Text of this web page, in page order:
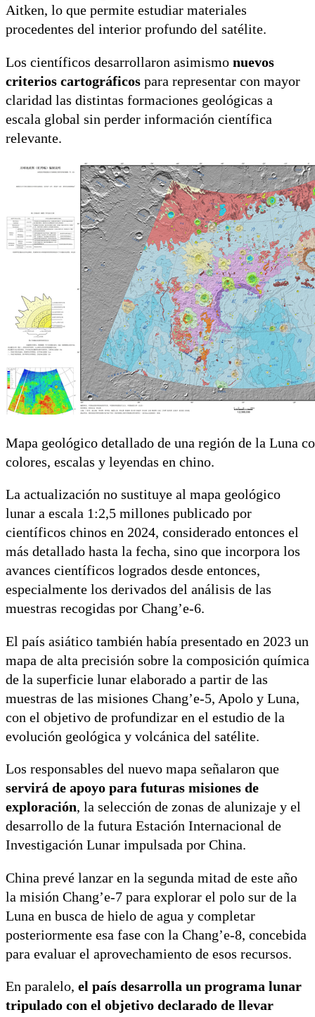
Aitken, lo que permite estudiar materiales
procedentes del interior profundo del satélite.
Los científicos desarrollaron asimismo nuevos
criterios cartográficos para representar con mayor
claridad las distintas formaciones geológicas a
escala global sin perder información científica
relevante.
Mapa geológico detallado de una región de la Luna
colores, escalas y leyendas en chino.
La actualización no sustituye al mapa geológico
lunar a escala 1:2,5 millones publicado por
científicos chinos en 2024, considerado entonces el
más detallado hasta la fecha, sino que incorpora los
avances científicos logrados desde entonces,
especialmente los derivados del análisis de las
muestras recogidas por Chang’e-6.
El país asiático también había presentado en 2023 un
mapa de alta precisión sobre la composición química
de la superficie lunar elaborado a partir de las
muestras de las misiones Chang’e-5, Apolo y Luna,
con el objetivo de profundizar en el estudio de la
evolución geológica y volcánica del satélite.
Los responsables del nuevo mapa señalaron que
servirá de apoyo para futuras misiones de
exploración, la selección de zonas de alunizaje y el
desarrollo de la futura Estación Internacional de
Investigación Lunar impulsada por China.
China prevé lanzar en la segunda mitad de este año
la misión Chang’e-7 para explorar el polo sur de la
Luna en busca de hielo de agua y completar
posteriormente esa fase con la Chang’e-8, concebida
para evaluar el aprovechamiento de esos recursos.
En paralelo, el país desarrolla un programa lunar
tripulado con el objetivo declarado de llevar